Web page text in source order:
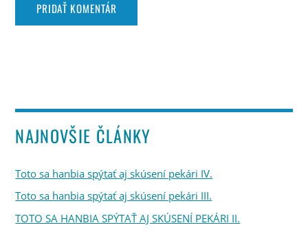
NAJNOVŠIE ČLÁNKY
Toto sa hanbia spýtať aj skúsení pekári IV.
Toto sa hanbia spýtať aj skúsení pekári III.
TOTO SA HANBIA SPÝTAŤ AJ SKÚSENÍ PEKÁRI II.